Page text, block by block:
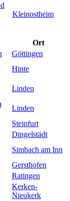
Kleinostheim
Ort
Göttingen
Hinte
Linden
Linden
Steinfurt
Dingelstädt
Simbach am Inn
Gersthofen
Ratingen
Kerken-
Nieukerk